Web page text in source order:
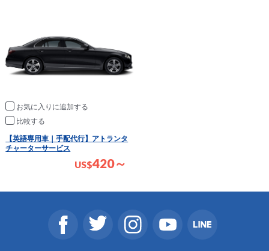
お気に入りに追加
比較
【英語専用車｜手配代行】アトランタ
チャーターサービス
US$420～